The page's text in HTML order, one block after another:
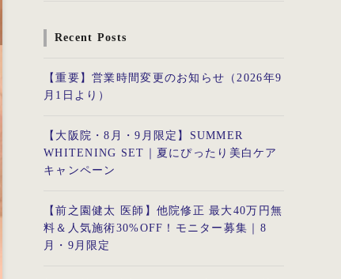
Recent Posts
【重要】営業時間変更のお知らせ（2026年9
月1日より）
【大阪院・8月・9月限定】SUMMER
WHITENING SET｜夏にぴったり美白ケア
キャンペーン
【前之園健太 医師】他院修正 最大40万円無
料＆人気施術30%OFF！モニター募集｜8
月・9月限定